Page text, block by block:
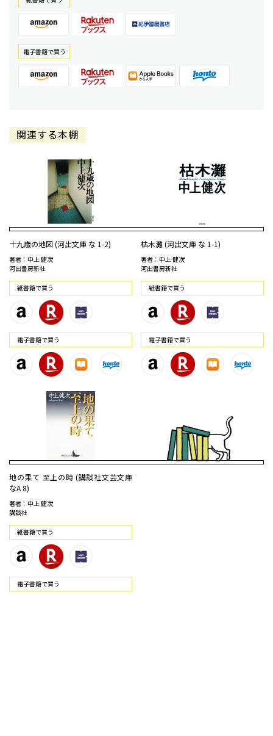
電⼦書籍で買う
関連する本棚
十九歳の地図 (河出文庫 な 1-2)
著者：中上 健次
河出書房新社
紙書籍で買う
電⼦書籍で買う
枯木灘 (河出文庫 な 1-1)
著者：中上 健次
河出書房新社
紙書籍で買う
電⼦書籍で買う
地の果て 至上の時 (講談社文芸文庫
なA 8)
著者：中上 健次
講談社
紙書籍で買う
電⼦書籍で買う